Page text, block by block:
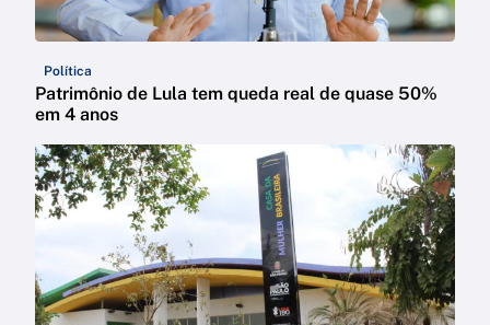
Política
Patrimônio de Lula tem queda real de quase 50%
em 4 anos